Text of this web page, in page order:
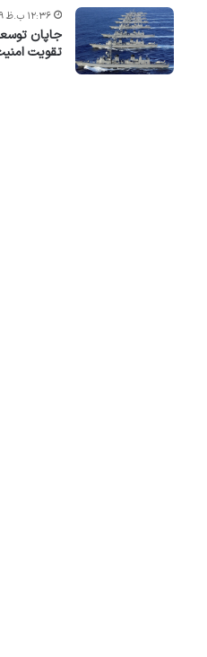
جاپان
تقویت
۱۲:۳۶ ب.ظ ۲۹ سرطان ۱۴۰۵